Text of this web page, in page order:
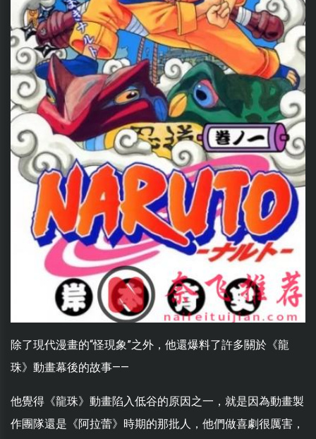
除了現代漫畫的“怪現象”之外，他還爆料了許多關於《龍
珠》動畫幕後的故事——
他覺得《龍珠》動畫陷入低谷的原因之一，就是因為動畫製
作團隊還是《阿拉蕾》時期的那批人，他們做喜劇很厲害，